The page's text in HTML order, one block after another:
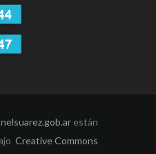
están
Creative Commons